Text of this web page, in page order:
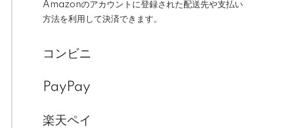
Amazonのアカウントに登録された配送先や支払い
方法を利用して決済できます。
コンビニ
PayPay
楽天ペイ